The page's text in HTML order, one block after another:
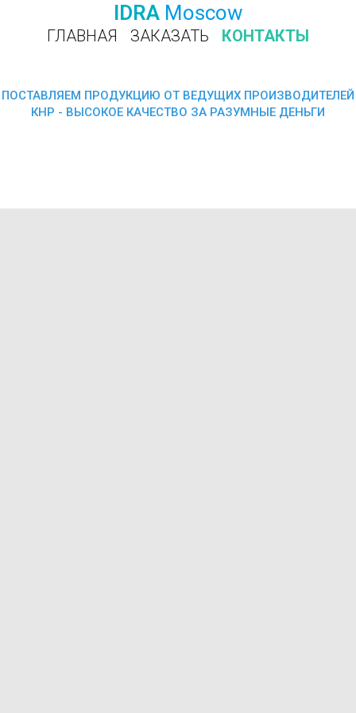
IDRA Moscow
ГЛАВНАЯ ЗАКАЗАТЬ КОНТАКТЫ
ПОСТАВЛЯЕМ ПРОДУКЦИЮ ОТ ВЕДУЩИХ ПРОИЗВОДИТЕЛЕЙ
КНР - ВЫСОКОЕ КАЧЕСТВО ЗА РАЗУМНЫЕ ДЕНЬГИ